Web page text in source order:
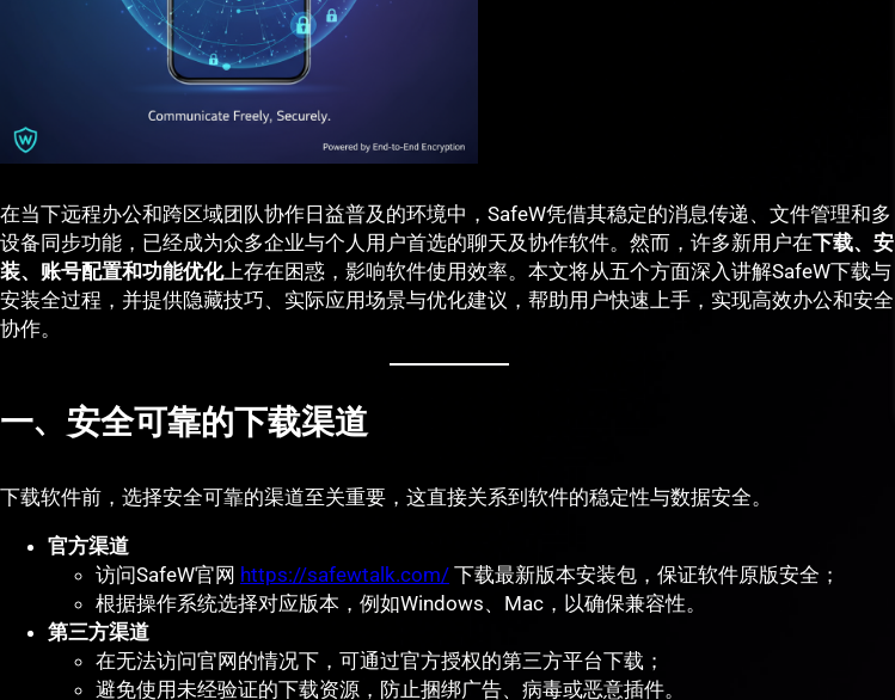
在当下远程办公和跨区域团队协作日益普及的环境中，SafeW凭借其稳定的消息传递、文件管理和多
设备同步功能，已经成为众多企业与个人用户首选的聊天及协作软件。然而，许多新用户在下载、安
装、账号配置和功能优化上存在困惑，影响软件使用效率。本文将从五个方面深入讲解SafeW下载与
安装全过程，并提供隐藏技巧、实际应用场景与优化建议，帮助用户快速上手，实现高效办公和安全
协作。
一、安全可靠的下载渠道
下载软件前，选择安全可靠的渠道至关重要，这直接关系到软件的稳定性与数据安全。
官方渠道
访问SafeW官网 https://safewtalk.com/ 下载最新版本安装包，保证软件原版安全；
根据操作系统选择对应版本，例如Windows、Mac，以确保兼容性。
第三方渠道
在无法访问官网的情况下，可通过官方授权的第三方平台下载；
避免使用未经验证的下载资源，防止捆绑广告、病毒或恶意插件。